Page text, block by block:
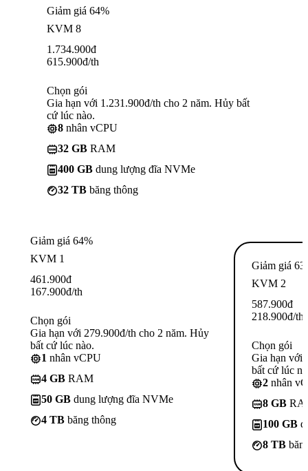
Giảm giá 64%
KVM 8
1.734.900đ
615.900đ/th
Chọn gói
Gia hạn với 1.231.900đ/th cho 2 năm. Hủy bất
cứ lúc nào.
8 nhân vCPU
32 GB RAM
400 GB dung lượng đĩa NVMe
32 TB băng thông
Giảm giá 64%
KVM 1
461.900đ
167.900đ/th
Chọn gói
Gia hạn với 279.900đ/th cho 2 năm. Hủy
bất cứ lúc nào.
1 nhân vCPU
4 GB RAM
50 GB dung lượng đĩa NVMe
4 TB băng thông
Giảm giá
KVM 2
587.900đ
218.900đ/th
Chọn gói
Gia hạn với
bất cứ lúc
2 nhân
8 GB
100 GB
8 TB